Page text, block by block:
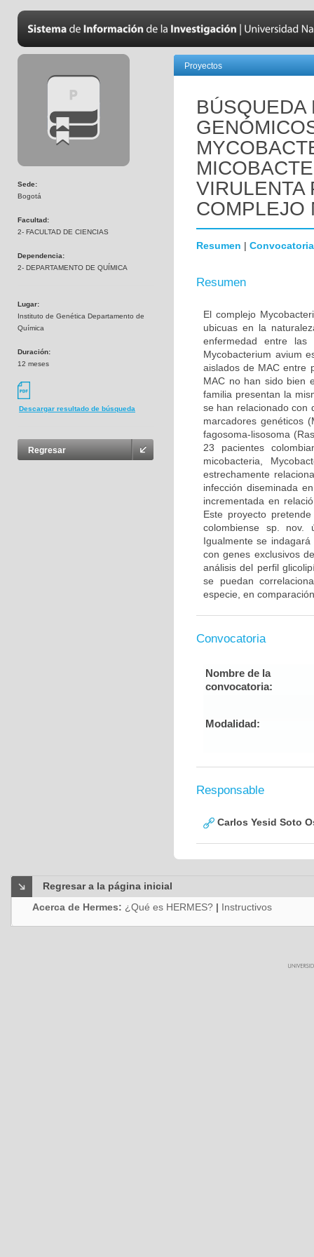
Sede:
Bogotá
Facultad:
2- FACULTAD DE CIENCIAS
Dependencia:
2- DEPARTAMENTO DE QUÍMICA
Lugar:
Instituto de Genética Departamento de
Química
Duración:
12 meses
Descargar resultado de búsqueda
Regresar
Proyectos
BÚSQUEDA
VIRULENTA
COMPLEJO
Resumen | Convocatoria
Resumen
El complejo
ubicuas en la
enfermedad entre las
Mycobacterium avium
aislados de MAC entre
MAC no han sido bien
familia presentan la
se han relacionado con
marcadores genéticos
fagosoma-lisosoma
23 pacientes
micobacteria,
estrechamente
infección diseminada
incrementada en
Este proyecto
colombiense sp. nov.
Igualmente se
con genes exclusivos
análisis del perfil
se puedan
especie, en
Convocatoria
Nombre de la
convocatoria:
Modalidad:
Responsable
Carlos Yesid Soto
Regresar a la página inicial
Acerca de Hermes: ¿Qué es HERMES? | Instructivos